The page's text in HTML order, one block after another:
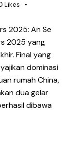
Likes
2025: An Se
2025 yang
Final yang
dominasi
rumah China,
dua gelar
dibawa